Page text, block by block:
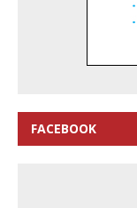
FACEBOOK